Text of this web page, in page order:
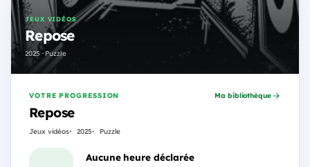
JEUX VIDÉOS
Repose
2025 · Puzzle
VOTRE PROGRESSION
Repose
Jeux vidéos 2025 Puzzle
Ma bibliothèque
Aucune heure déclarée